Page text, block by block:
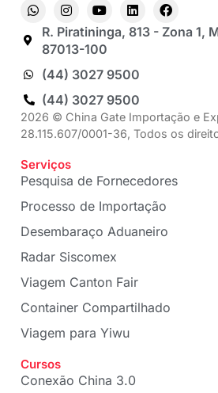
R. Piratininga, 813 - Zona 1,
87013-100
(44) 3027 9500
(44) 3027 9500
2026 © China Gate Importação e
28.115.607/0001-36, Todos os
Serviços
Pesquisa de Fornecedores
Processo de Importação
Desembaraço Aduaneiro
Radar Siscomex
Viagem Canton Fair
Container Compartilhado
Viagem para Yiwu
Cursos
Conexão China 3.0